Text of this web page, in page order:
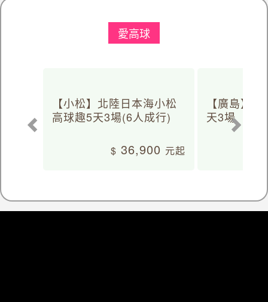
愛高球
【小松】北陸日本海小松
高球趣5天3場(6人成行)
36,900
【廣島】
天3場